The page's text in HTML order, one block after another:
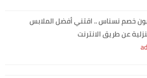
خصم نسناس .. اقتني أفضل الملابس
عن طريق الانترنت